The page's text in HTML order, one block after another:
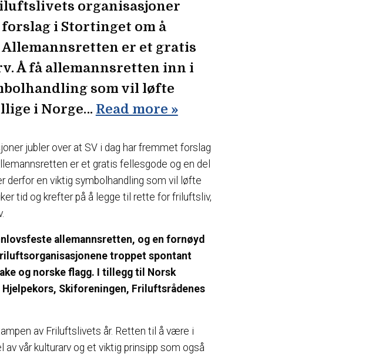
organisasjoner
i Stortinget om å
er et gratis
Å få allemannsretten inn i
som vil løfte
i Norge… Read more »
jubler over at SV i dag har fremmet forslag
er et gratis fellesgode og en del
derfor en viktig symbolhandling som vil løfte
tid og krefter på å legge til rette for friluftsliv,
allemannsretten, og en fornøyd
troppet spontant
og norske flagg. I tillegg til Norsk
Skiforeningen, Friluftsrådenes
av Friluftslivets år. Retten til å være i
av vår kulturarv og et viktig prinsipp som også